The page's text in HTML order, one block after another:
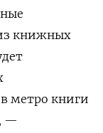
книжных
метро книги
—